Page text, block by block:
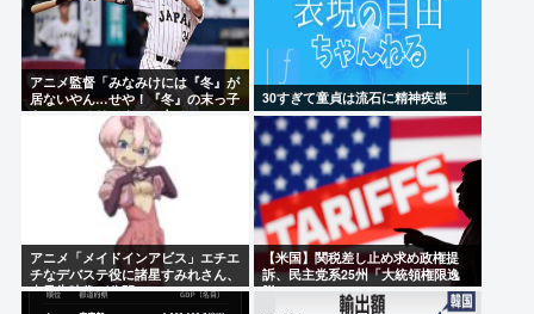
アニメ監督「みなみけには『冬』が
居ないやん…せや！『冬』の末っ子
をアニメオリジナルで出そ！」
30すぎて童貞は流石に精神疾患
アニメ「メイドインアビス」エチエ
チなデバステ役に諸星すみれさん、
本予告映像が公開
【米国】関税差し止め求め政権提
訴、民主党系25州「大統領権限逸
脱」